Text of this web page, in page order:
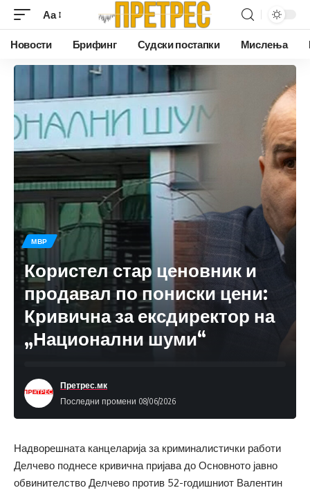
Аа
Новости Брифинг Судски постапки Мислења
МВР
Користел стар ценовник и
продавал по пониски цени:
Кривична за ексдиректор на
„Национални шуми“
Последни промени 08/06/2026
Претрес.мк
Надворешната канцеларија за криминалистички работи
Делчево поднесе кривична пријава до Основното јавно
обвинителство Делчево против 52-годишниот Валентин